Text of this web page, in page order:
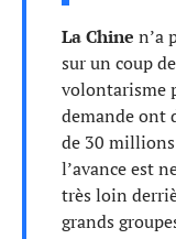
La Chine n’a
sur un coup
volontarisme
demande ont
de 30
l’avance est
très loin
grands